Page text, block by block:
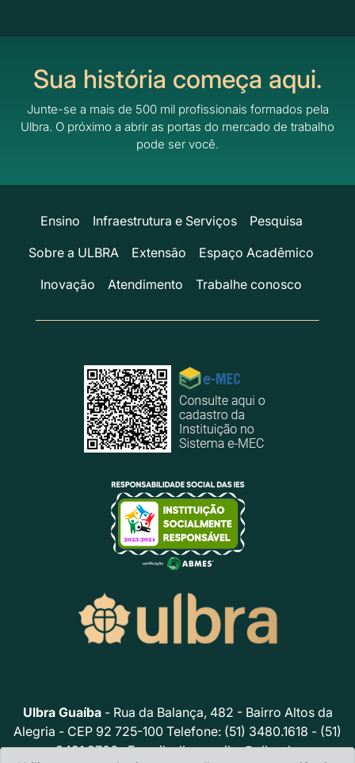
Sua história começa aqui.
Junte-se a mais de 500 mil profissionais formados pela
Ulbra. O próximo a abrir as portas do mercado de trabalho
pode ser você.
Ensino Infraestrutura e Serviços
Pesquisa
Sobre a ULBRA
Extensão
Espaço Acadêmico
Inovação
Atendimento Trabalhe conosco
Ulbra Guaíba- Rua da Balança, 482 - Bairro Altos da
Alegria - CEP 92 725-100 Telefone: (51) 3480.1618 - (51)
3491.2706 · E-mail:ulbraguaiba@ulbra.br